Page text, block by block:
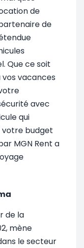
de
de
Que ce soit
vacances
avec
qui
votre budget
MGN Rent a
de la
mène
le secteur